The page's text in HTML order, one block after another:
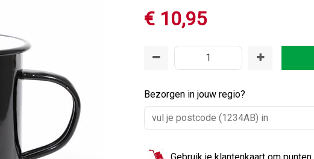
€ 10,95
Bezorgen in jouw regio?
Gebruik je klantenkaart om